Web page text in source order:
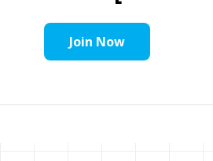
Join Now